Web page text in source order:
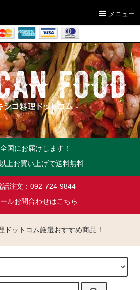
メニュー
全国にお届けします！
上お買い上げで送料無料
話注文：092-724-9844
ールお問合わせはこちら
ドットコム厳選おすすめ商品！